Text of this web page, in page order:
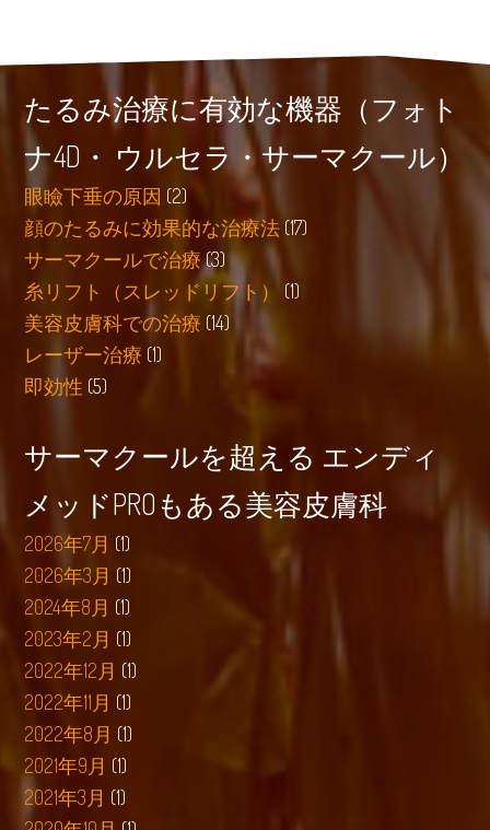
たるみ治療に有効な機器（フォト
ナ4D・ ウルセラ・サーマクール）
眼瞼下垂の原因 (2)
顔のたるみに効果的な治療法 (17)
サーマクールで治療(3)
糸リフト（スレッドリフト） (1)
美容皮膚科での治療 (14)
レーザー治療 (1)
即効性 (5)
サーマクールを超える エンディ
メッドPROもある美容皮膚科
2026年7月 (1)
2026年3月 (1)
2024年8月 (1)
2023年2月 (1)
2022年12月 (1)
2022年11月 (1)
2022年8月 (1)
2021年9月 (1)
2021年3月 (1)